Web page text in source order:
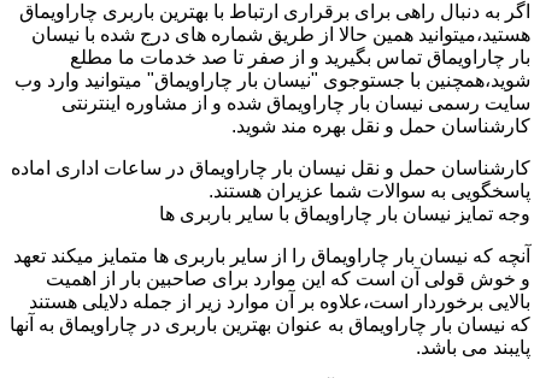
اگر به دنبال راهی برای برقراری ارتباط با بهترین باربری چاراویماق
هستید،میتوانید همین حالا از طریق شماره های درج شده با نیسان
بار چاراویماق تماس بگیرید و از صفر تا صد خدمات ما مطلع
شوید،همچنین با جستوجوی "نیسان بار چاراویماق" میتوانید وارد وب
سایت رسمی نیسان بار چاراویماق شده و از مشاوره اینترنتی
کارشناسان حمل و نقل بهره مند شوید.
کارشناسان حمل و نقل نیسان بار چاراویماق در ساعات اداری اماده
پاسخگویی به سوالات شما عزیران هستند.
وجه تمایز نیسان بار چاراویماق با سایر باربری ها
آنچه که نیسان بار چاراویماق را از سایر باربری ها متمایز میکند تعهد
و خوش قولی آن است که این موارد برای صاحبین بار از اهمیت
بالایی برخوردار است،علاوه بر آن موارد زیر از جمله دلایلی هستند
که نیسان بار چاراویماق به عنوان بهترین باربری در چاراویماق به آنها
پایبند می باشد.